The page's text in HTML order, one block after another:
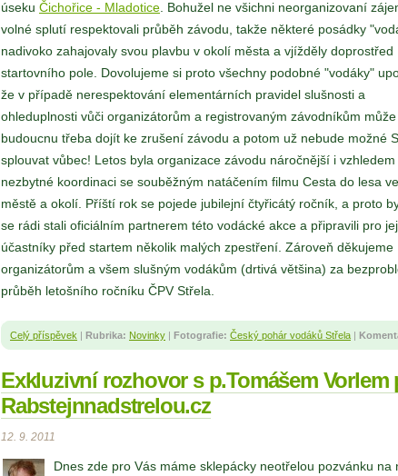
úseku Čichořice - Mladotice. Bohužel ne všichni neorganizovaní
volné splutí respektovali průběh závodu, takže některé posádky
nadivoko zahajovaly svou plavbu v okolí města a vjížděly doprostřed
startovního pole. Dovolujeme si proto všechny podobné "vodáky"
že v případě nerespektování elementárních pravidel slušnosti a
ohleduplnosti vůči organizátorům a registrovaným závodníkům
budoucnu třeba dojít ke zrušení závodu a potom už nebude možné
splouvat vůbec! Letos byla organizace závodu náročnější i vzhledem
nezbytné koordinaci se souběžným natáčením filmu Cesta do lesa ve
městě a okolí. Příští rok se pojede jubilejní čtyřicátý ročník, a proto
se rádi stali oficiálním partnerem této vodácké akce a připravili pro
účastníky před startem několik malých zpestření. Zároveň děkujeme
organizátorům a všem slušným vodákům (drtivá většina) za
průběh letošního ročníku ČPV Střela.
Celý příspěvek | Rubrika: Novinky | Fotografie: Český pohár vodáků Střela |
Exkluzivní rozhovor s p.Tomášem Vorlem
Rabstejnnadstrelou.cz
12. 9. 2011
Dnes zde pro Vás máme sklepácky neotřelou pozvánku na